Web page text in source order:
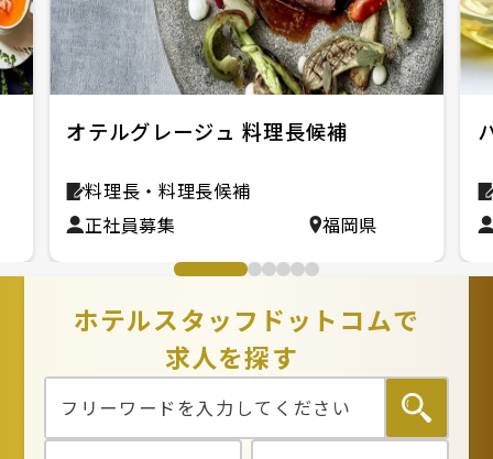
オテルグレージュ 料理長候補
料理長・料理長候補
正社員募集
福岡県
ホテルスタッフドットコムで
求人を探す